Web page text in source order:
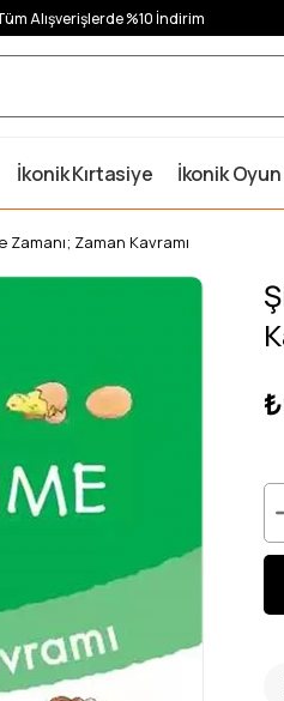
Alışverişlerde %10 İndirim
İkonik Kırtasiye İkonik Oyun
Zamanı; Zaman Kavramı